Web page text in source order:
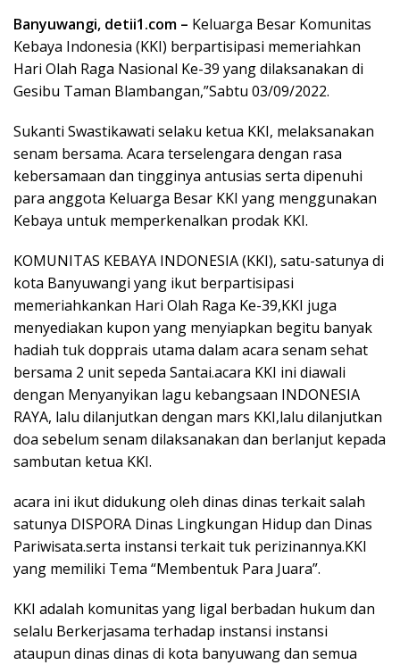
Banyuwangi, detii1.com – Keluarga Besar Komunitas
Kebaya Indonesia (KKI) berpartisipasi memeriahkan
Hari Olah Raga Nasional Ke-39 yang dilaksanakan di
Gesibu Taman Blambangan,”Sabtu 03/09/2022.
Sukanti Swastikawati selaku ketua KKI, melaksanakan
senam bersama. Acara terselengara dengan rasa
kebersamaan dan tingginya antusias serta dipenuhi
para anggota Keluarga Besar KKI yang menggunakan
Kebaya untuk memperkenalkan prodak KKI.
KOMUNITAS KEBAYA INDONESIA (KKI), satu-satunya di
kota Banyuwangi yang ikut berpartisipasi
memeriahkankan Hari Olah Raga Ke-39,KKI juga
menyediakan kupon yang menyiapkan begitu banyak
hadiah tuk dopprais utama dalam acara senam sehat
bersama 2 unit sepeda Santai.acara KKI ini diawali
dengan Menyanyikan lagu kebangsaan INDONESIA
RAYA, lalu dilanjutkan dengan mars KKI,lalu dilanjutkan
doa sebelum senam dilaksanakan dan berlanjut kepada
sambutan ketua KKI.
acara ini ikut didukung oleh dinas dinas terkait salah
satunya DISPORA Dinas Lingkungan Hidup dan Dinas
Pariwisata.serta instansi terkait tuk perizinannya.KKI
yang memiliki Tema “Membentuk Para Juara”.
KKI adalah komunitas yang ligal berbadan hukum dan
selalu Berkerjasama terhadap instansi instansi
ataupun dinas dinas di kota banyuwang dan semua